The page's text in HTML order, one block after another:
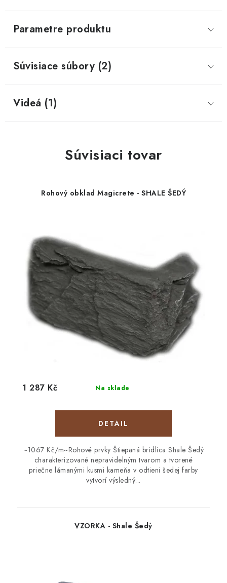
Parametre produktu
Súvisiace súbory (2)
Videá (1)
Súvisiaci tovar
Rohový obklad Magicrete - SHALE ŠEDÝ
Na sklade
1 287 Kč
DETAIL
~1067 Kč/m~Rohové prvky Štiepaná bridlica Shale Šedý
charakterizované nepravidelným tvarom a tvorené
priečne lámanými kusmi kameňa v odtieni šedej farby
vytvorí výsledný...
VZORKA - Shale Šedý